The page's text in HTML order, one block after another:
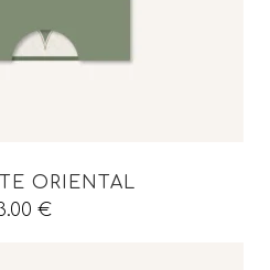
ORIENTAL
€